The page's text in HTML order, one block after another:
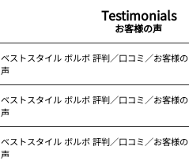
Testimonials
お客様の声
ベストスタイル ボルボ 評判／口コミ／お客様の
声
ベストスタイル ボルボ 評判／口コミ／お客様の
声
ベストスタイル ボルボ 評判／口コミ／お客様の
声